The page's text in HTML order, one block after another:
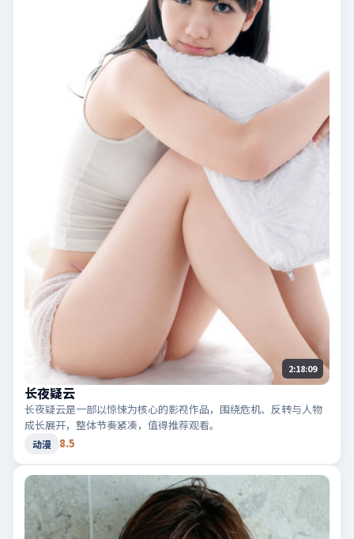
2:18:09
长夜疑云
长夜疑云是一部以惊悚为核心的影视作品，围绕危机、反转与人物
成长展开，整体节奏紧凑，值得推荐观看。
动漫 8.5